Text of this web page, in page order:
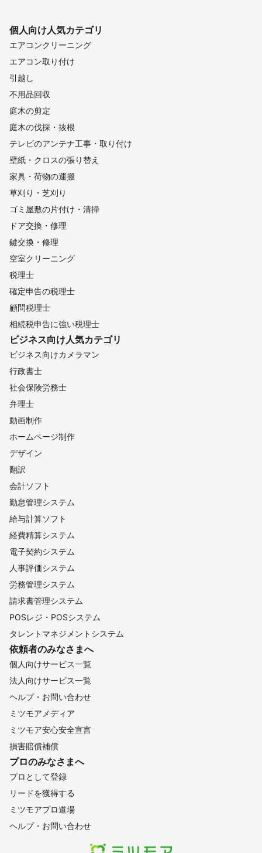
個人向け人気カテゴリ
エアコンクリーニング
エアコン取り付け
引越し
不用品回収
庭木の剪定
庭木の伐採・抜根
テレビのアンテナ工事・取り付け
壁紙・クロスの張り替え
家具・荷物の運搬
草刈り・芝刈り
ゴミ屋敷の片付け・清掃
ドア交換・修理
鍵交換・修理
空室クリーニング
税理士
確定申告の税理士
顧問税理士
相続税申告に強い税理士
ビジネス向け人気カテゴリ
ビジネス向けカメラマン
行政書士
社会保険労務士
弁理士
動画制作
ホームページ制作
デザイン
翻訳
会計ソフト
勤怠管理システム
給与計算ソフト
経費精算システム
電子契約システム
人事評価システム
労務管理システム
請求書管理システム
POSレジ・POSシステム
タレントマネジメントシステム
依頼者のみなさまへ
個人向けサービス一覧
法人向けサービス一覧
ヘルプ・お問い合わせ
ミツモアメディア
ミツモア安心安全宣言
損害賠償補償
プロのみなさまへ
プロとして登録
リードを獲得する
ミツモアプロ道場
ヘルプ・お問い合わせ